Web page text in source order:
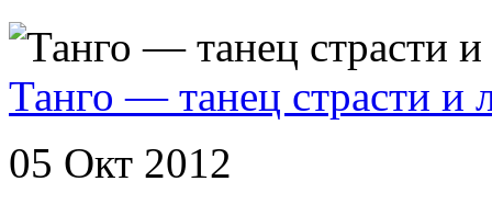
Танго — танец страсти и
05 Окт 2012